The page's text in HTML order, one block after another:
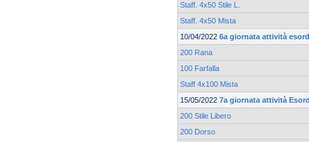
Staff. 4x50 Stile L.
Staff. 4x50 Mista
10/04/2022 6a giornata attività
200 Rana
100 Farfalla
Staff 4x100 Mista
15/05/2022 7a giornata attività
200 Stile Libero
200 Dorso